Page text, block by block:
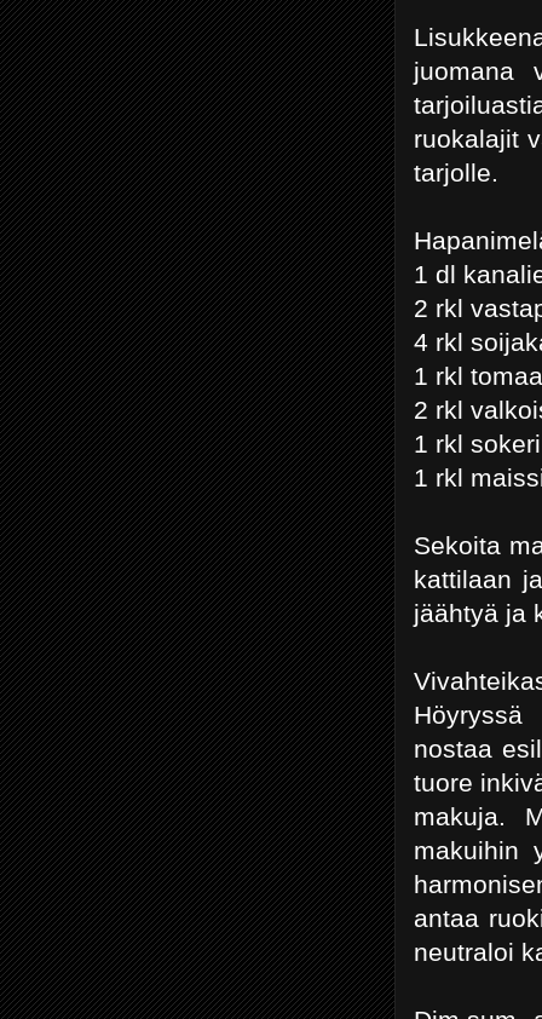
juomana
ruokalajit
tarjolle.
1 dl
2 rkl
4 rkl
1 rkl
2 rkl
1 rkl sokeri
1 rkl
Sekoita
kattilaan
jäähtyä ja
nostaa
tuore
makuja.
makuihin
antaa
neutraloi